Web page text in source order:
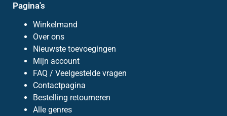
Pagina's
Winkelmand
Over ons
Nieuwste toevoegingen
Mijn account
FAQ / Veelgestelde vragen
Contactpagina
Bestelling retourneren
Alle genres